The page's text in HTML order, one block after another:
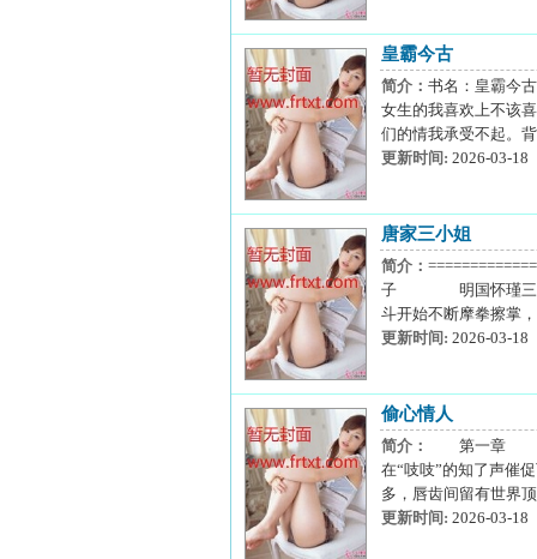
皇霸今古
简介： 书名：皇霸今
女生的我喜欢上不该
们的情我承受不起。
更新时间: 2026-03-18
唐家三小姐
简介：
子 明国怀瑾三年，
斗开始不断摩拳擦掌
更新时间: 2026-03-18
偷心情人
简介：
第一章 夏日
在“吱吱”的知了声催
多，唇齿间留有世界
更新时间: 2026-03-18